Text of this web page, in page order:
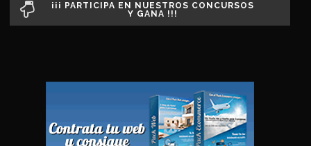
¡¡¡ PARTICIPA EN NUESTROS CONCURSOS
Y GANA !!!